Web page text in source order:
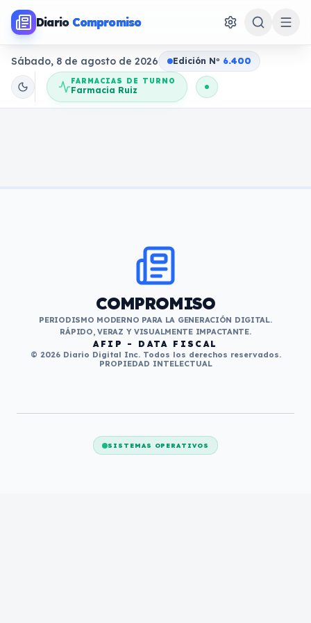
Diario Compromiso
Sábado, 8 de agosto de 2026 Edición No 6.400
FARMACIAS DE TURNO
Farmacia Ruiz
COMPROMISO
PERIODISMO MODERNO PARA LA GENERACIÓN DIGITAL.
RÁPIDO, VERAZ Y VISUALMENTE IMPACTANTE.
AFIP - DATA FISCAL
© 2026 Diario Digital Inc. Todos los derechos reservados.
PROPIEDAD INTELECTUAL
SISTEMAS OPERATIVOS